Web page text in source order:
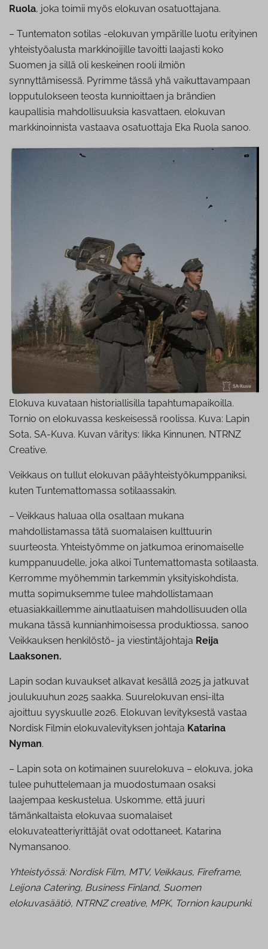
Ruola, joka toimii myös elokuvan osatuottajana.
– Tuntematon sotilas -elokuvan ympärille luotu erityinen
yhteistyöalusta markkinoijille tavoitti laajasti koko
Suomen ja sillä oli keskeinen rooli ilmiön
synnyttämisessä. Pyrimme tässä yhä vaikuttavampaan
lopputulokseen teosta kunnioittaen ja brändien
kaupallisia mahdollisuuksia kasvattaen, elokuvan
markkinoinnista vastaava osatuottaja Eka Ruola sanoo.
Elokuva kuvataan historiallisilla tapahtumapaikoilla.
Tornio on elokuvassa keskeisessä roolissa. Kuva: Lapin
Sota, SA-Kuva. Kuvan väritys: Iikka Kinnunen, NTRNZ
Creative.
Veikkaus on tullut elokuvan pääyhteistyökumppaniksi,
kuten Tuntemattomassa sotilaassakin.
– Veikkaus haluaa olla osaltaan mukana
mahdollistamassa tätä suomalaisen kulttuurin
suurteosta. Yhteistyömme on jatkumoa erinomaiselle
kumppanuudelle, joka alkoi Tuntemattomasta sotilaasta.
Kerromme myöhemmin tarkemmin yksityiskohdista,
mutta sopimuksemme tulee mahdollistamaan
etuasiakkaillemme ainutlaatuisen mahdollisuuden olla
mukana tässä kunnianhimoisessa produktiossa, sanoo
Veikkauksen henkilöstö- ja viestintäjohtaja Reija
Laaksonen.
Lapin sodan kuvaukset alkavat kesällä 2025 ja jatkuvat
joulukuuhun 2025 saakka. Suurelokuvan ensi-ilta
ajoittuu syyskuulle 2026. Elokuvan levityksestä vastaa
Nordisk Filmin elokuvalevityksen johtaja Katarina
Nyman.
– Lapin sota on kotimainen suurelokuva – elokuva, joka
tulee puhuttelemaan ja muodostumaan osaksi
laajempaa keskustelua. Uskomme, että juuri
tämänkaltaista elokuvaa suomalaiset
elokuvateatteriyrittäjät ovat odottaneet, Katarina
Nymansanoo.
Yhteistyössä: Nordisk Film, MTV, Veikkaus, Fireframe,
Leijona Catering, Business Finland, Suomen
elokuvasäätiö, NTRNZ creative, MPK, Tornion kaupunki.